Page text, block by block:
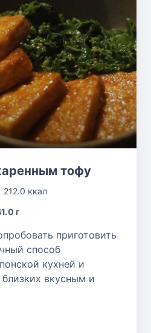
тофу
212.0 ккал
г
приготовить
способ
кухней и
вкусным и